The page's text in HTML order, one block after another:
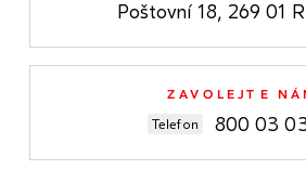
Poštovní 18, 269 01
ZAVOLEJTE
Telefon 800 03